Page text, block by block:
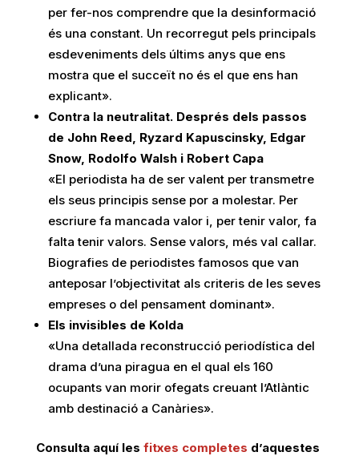
per fer-nos comprendre que la desinformació
és una constant. Un recorregut pels principals
esdeveniments dels últims anys que ens
mostra que el succeït no és el que ens han
explicant».
Contra la neutralitat. Després dels passos
de John Reed, Ryzard Kapuscinsky, Edgar
Snow, Rodolfo Walsh i Robert Capa
«El periodista ha de ser valent per transmetre
els seus principis sense por a molestar. Per
escriure fa mancada valor i, per tenir valor, fa
falta tenir valors. Sense valors, més val callar.
Biografies de periodistes famosos que van
anteposar l’objectivitat als criteris de les seves
empreses o del pensament dominant».
Els invisibles de Kolda
«Una detallada reconstrucció periodística del
drama d’una piragua en el qual els 160
ocupants van morir ofegats creuant l’Atlàntic
amb destinació a Canàries».
Consulta aquí les fitxes completes d’aquestes